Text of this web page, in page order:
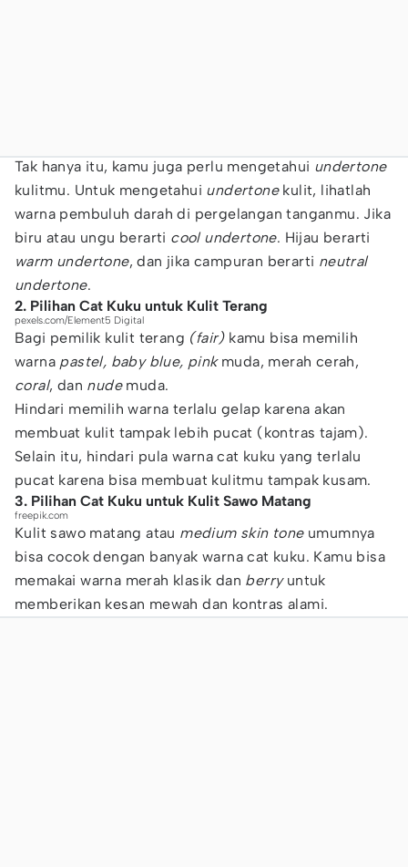
Tak hanya itu, kamu juga perlu mengetahui undertone
kulitmu. Untuk mengetahui undertone kulit, lihatlah
warna pembuluh darah di pergelangan tanganmu. Jika
biru atau ungu berarti cool undertone. Hijau berarti
warm undertone, dan jika campuran berarti neutral
undertone.
2. Pilihan Cat Kuku untuk Kulit Terang
pexels.com/Element5 Digital
Bagi pemilik kulit terang (fair)kamu bisa memilih
warna pastel, baby blue, pinkmuda, merah cerah,
coral, dan nudemuda.
Hindari memilih warna terlalu gelap karena akan
membuat kulit tampak lebih pucat (kontras tajam).
Selain itu, hindari pula warna cat kuku yang terlalu
pucat karena bisa membuat kulitmu tampak kusam.
3. Pilihan Cat Kuku untuk Kulit Sawo Matang
freepik.com
Kulit sawo matang atau medium skin toneumumnya
bisa cocok dengan banyak warna cat kuku. Kamu bisa
memakai warna merah klasik dan berryuntuk
memberikan kesan mewah dan kontras alami.